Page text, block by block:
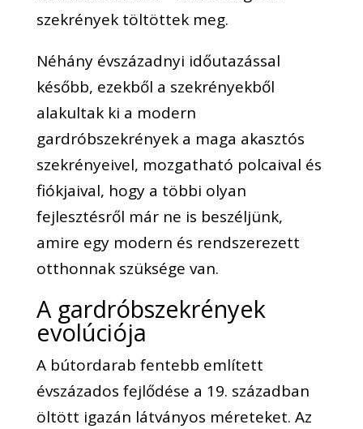
szekrények töltöttek meg.
Néhány évszázadnyi időutazással
később, ezekből a szekrényekből
alakultak ki a modern
gardróbszekrények a maga akasztós
szekrényeivel, mozgatható polcaival és
fiókjaival, hogy a többi olyan
fejlesztésről már ne is beszéljünk,
amire egy modern és rendszerezett
otthonnak szüksége van.
A gardróbszekrények
evolúciója
A bútordarab fentebb említett
évszázados fejlődése a 19. században
öltött igazán látványos méreteket. Az